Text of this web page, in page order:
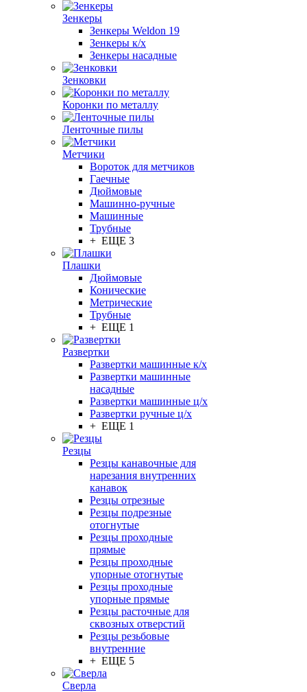
Зенкеры
Зенкеры Weldon 19
Зенкеры к/х
Зенкеры насадные
Зенковки
Коронки по металлу
Ленточные пилы
Метчики
Вороток для метчиков
Гаечные
Дюймовые
Машинно-ручные
Машинные
Трубные
+ ЕЩЕ 3
Плашки
Дюймовые
Конические
Метрические
Трубные
+ ЕЩЕ 1
Развертки
Развертки машинные к/х
Развертки машинные
насадные
Развертки машинные ц/х
Развертки ручные ц/х
+ ЕЩЕ 1
Резцы
Резцы канавочные для
нарезания внутренних
канавок
Резцы отрезные
Резцы подрезные
отогнутые
Резцы проходные
прямые
Резцы проходные
упорные отогнутые
Резцы проходные
упорные прямые
Резцы расточные для
сквозных отверстий
Резцы резьбовые
внутренние
+ ЕЩЕ 5
Сверла